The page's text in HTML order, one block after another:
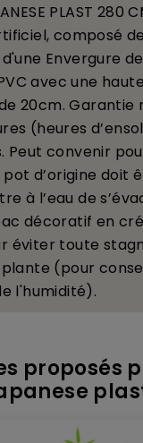
PLAST 280
composé
Envergure de
avec une
20cm. Garantie
(heures d’
Peut convenir
pot d’origine doitê
à l’eau de s’é
décoratif en cr
éviter toute
(pour
l'humidité).
proposés